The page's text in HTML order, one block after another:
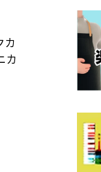
カ
カ